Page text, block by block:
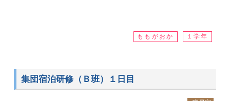
ももがおか １学年
集団宿泊研修（Ｂ班）１日目